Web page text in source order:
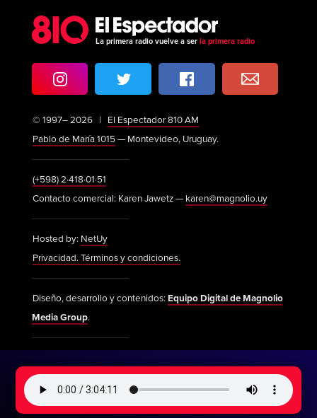
La primera radio vuelve a ser la primera radio
© 1997– 2026 | El Espectador 810 AM
Pablo de María 1015— Montevideo, Uruguay.
(+598) 2·418·01·51
Contacto comercial: Karen Jawetz — karen@magnolio.uy
Hosted by: NetUy
Privacidad. Términos y condiciones.
Diseño, desarrollo y contenidos:Equipo Digital de Magnolio
Media Group.